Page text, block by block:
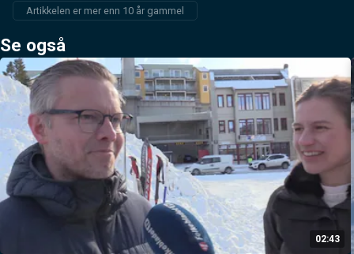
Artikkelen er mer enn 10 år gammel
Se også
02:43